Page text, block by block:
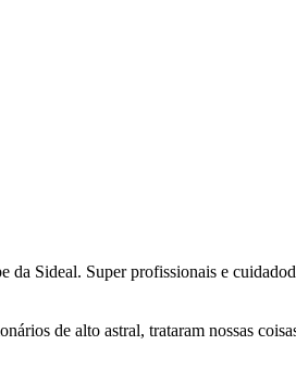
da Sideal. Super profissionais e
de alto astral, trataram nossas